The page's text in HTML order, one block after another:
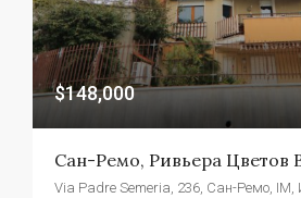
$148,000
Via Padre Semeria, 236, Сан-Ремо, IM,